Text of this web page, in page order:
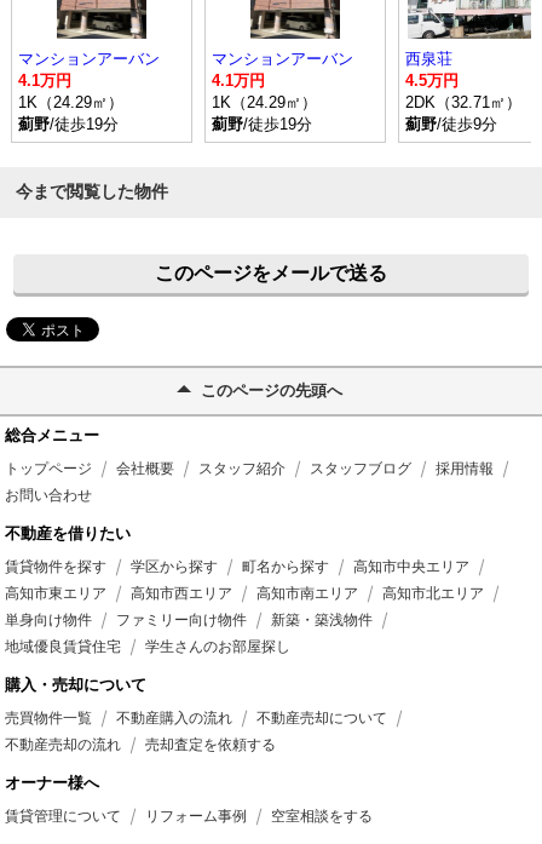
マンションアーバン
4.1万円
1K（24.29㎡）
薊野/徒歩19分
マンションアーバン
4.1万円
1K（24.29㎡）
薊野/徒歩19分
西泉荘
4.5万円
2DK（32.71㎡）
薊野/徒歩9分
今まで閲覧した物件
このページをメールで送る
このページの先頭へ
総合メニュー
トップページ 会社概要 スタッフ紹介 スタッフブログ
採用情報
お問い合わせ
不動産を借りたい
賃貸物件を探す 学区から探す 町名から探す
高知市中央エリア
高知市東エリア
高知市西エリア 高知市南エリア
高知市北エリア
単身向け物件
ファミリー向け物件
新築・築浅物件
地域優良賃貸住宅
学生さんのお部屋探し
購入・売却について
売買物件一覧 不動産購入の流れ
不動産売却について
不動産売却の流れ
売却査定を依頼する
オーナー様へ
賃貸管理について リフォーム事例 空室相談をする